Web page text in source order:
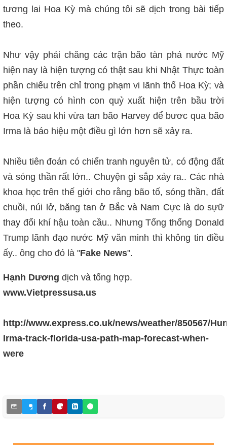
tương lai Hoa Kỳ mà chúng tôi sẽ dịch trong bài tiếp
theo.
Như vậy phải chăng các trận bão tàn phá nước Mỹ
hiện nay là hiện tượng có thật sau khi Nhật Thực toàn
phần chiếu trên chỉ trong phạm vi lãnh thổ Hoa Kỳ; và
hiện tượng có hình con quỷ xuất hiện trên bầu trời
Hoa Kỳ sau khi vừa tan bão Harvey để bươc qua bão
Irma là báo hiệu một điều gì lớn hơn sẽ xảy ra.
Nhiều tiên đoán có chiến tranh nguyên tử, có động đất
và sóng thần rất lớn.. Chuyện gì sắp xảy ra.. Các nhà
khoa học trên thế giới cho rằng bão tố, sóng thần, đất
chuồi, núi lở, băng tan ở Bắc và Nam Cực là do sựữ
thay đổi khí hậu toàn cầu.. Nhưng Tổng thống Donald
Trump lãnh đạo nước Mỹ văn minh thì không tin điều
ấy.. ông cho đó là "Fake News".
Hạnh Dương dịch và tổng hợp.
www.Vietpressusa.us
http://www.express.co.uk/news/weather/850567/
Irma-track-florida-usa-path-map-forecast-when-
were